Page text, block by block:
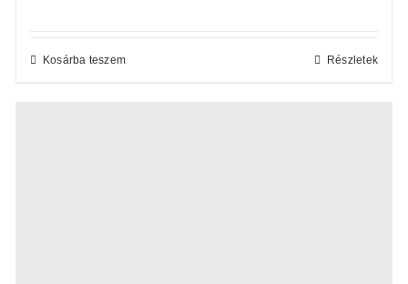
Kosárba teszem Részletek